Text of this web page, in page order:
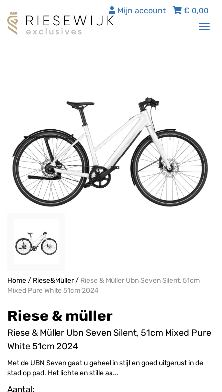
€ 0,00
Mijn account
Home/ Riese&Müller/ Riese & Müller Ubn Seven Silent, 51cm
Mixed Pure White 51cm 2024
Riese & müller
Riese & Müller Ubn Seven Silent, 51cm Mixed Pure
White 51cm 2024
Met de UBN Seven gaat u geheel in stijl en goed uitgerust in de
stad op pad. Het lichte en stille aa...
Aantal: